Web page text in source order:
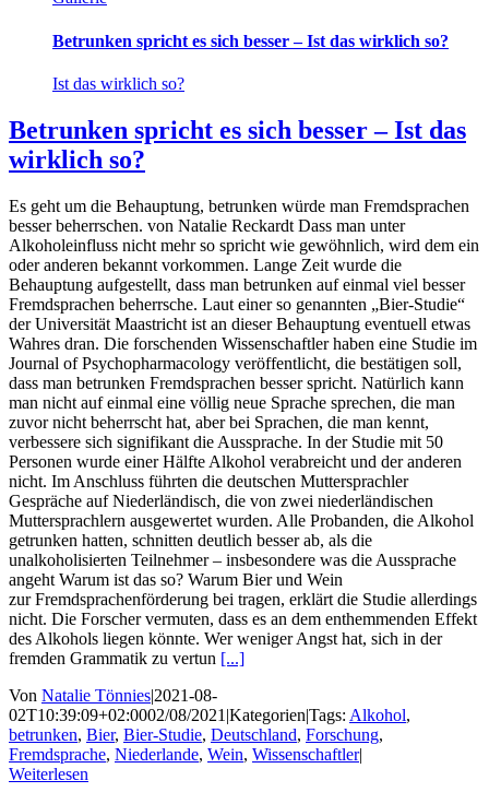
Betrunken spricht es sich besser – Ist das wirklich so?
Ist das wirklich so?
Betrunken spricht es sich besser – Ist das
wirklich so?
Es geht um die Behauptung, betrunken würde man Fremdsprachen
besser beherrschen. von Natalie Reckardt Dass man unter
Alkoholeinfluss nicht mehr so spricht wie gewöhnlich, wird dem ein
oder anderen bekannt vorkommen. Lange Zeit wurde die
Behauptung aufgestellt, dass man betrunken auf einmal viel besser
Fremdsprachen beherrsche. Laut einer so genannten „Bier-Studie“
der Universität Maastricht ist an dieser Behauptung eventuell etwas
Wahres dran. Die forschenden Wissenschaftler haben eine Studie im
Journal of Psychopharmacology veröffentlicht, die bestätigen soll,
dass man betrunken Fremdsprachen besser spricht. Natürlich kann
man nicht auf einmal eine völlig neue Sprache sprechen, die man
zuvor nicht beherrscht hat, aber bei Sprachen, die man kennt,
verbessere sich signifikant die Aussprache. In der Studie mit 50
Personen wurde einer Hälfte Alkohol verabreicht und der anderen
nicht. Im Anschluss führten die deutschen Muttersprachler
Gespräche auf Niederländisch, die von zwei niederländischen
Muttersprachlern ausgewertet wurden. Alle Probanden, die Alkohol
getrunken hatten, schnitten deutlich besser ab, als die
unalkoholisierten Teilnehmer – insbesondere was die Aussprache
angeht Warum ist das so? Warum Bier und Wein
zur Fremdsprachenförderung bei tragen, erklärt die Studie allerdings
nicht. Die Forscher vermuten, dass es an dem enthemmenden Effekt
des Alkohols liegen könnte. Wer weniger Angst hat, sich in der
fremden Grammatik zu vertun [...]
Von Natalie Tönnies|2021-08-
02T10:39:09+02:0002/08/2021 |Kategorien|Tags: Alkohol,
betrunken, Bier, Bier-Studie, Deutschland, Forschung,
Fremdsprache, Niederlande, Wein, Wissenschaftler|
Weiterlesen